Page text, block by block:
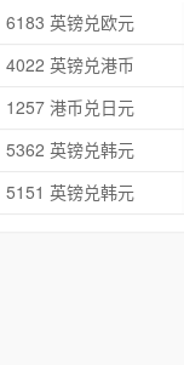
6183 英镑兑欧元
4022 英镑兑港币
1257 港币兑日元
5362 英镑兑韩元
5151 英镑兑韩元